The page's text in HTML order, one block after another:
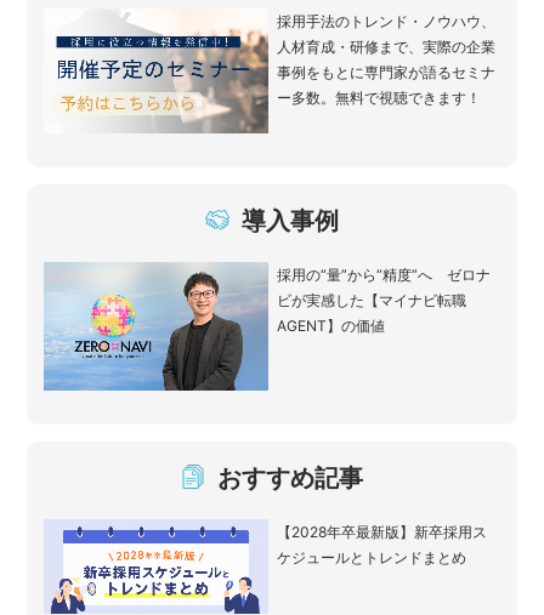
採用手法のトレンド・ノウハウ、
人材育成・研修まで、実際の企業
事例をもとに専門家が語るセミナ
ー多数。無料で視聴できます！
導入事例
採用の“量”から“精度”へ ゼロナ
ビが実感した【マイナビ転職
AGENT】の価値
おすすめ記事
【2028年卒最新版】新卒採用ス
ケジュールとトレンドまとめ